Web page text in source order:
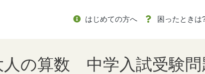
はじめての方へ 困ったときは
人の算数 中学入試受験問